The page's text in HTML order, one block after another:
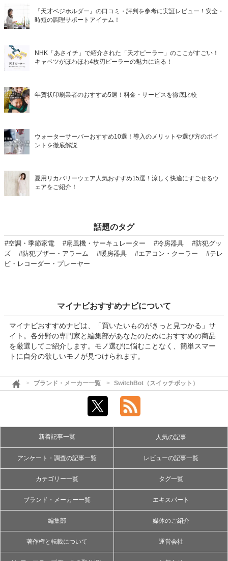
『天才ベジホルダー』の口コミ・評判を参考に実証レビュー！安全・
時短の調理サポートアイテム！
NHK「あさイチ」で紹介された「天才ピーラー」のここがすごい！
キャベツがほわほわ4枚刃ピーラーの魅力に迫る！
年賀状印刷業者のおすすめ5選！料金・サービスを徹底比較
ウォーターサーバーおすすめ10選！導入のメリットや選び方のポイ
ントを徹底解説
夏用リカバリーウェア人気おすすめ15選！涼しく快適にすごせるウ
ェアをご紹介！
話題のタグ
#空調・季節家電 #扇風機・サーキュレーター #冷房器具
#防犯グッ
ズ
#防犯ブザー・アラーム #暖房器具 #エアコン・クーラー
#テレ
ビ・レコーダー・プレーヤー
マイナビおすすめナビについて
マイナビおすすめナビは、「買いたいものがきっと見つかる」サ
イト。各分野の専門家と編集部があなたのためにおすすめの商品
を厳選してご紹介します。モノ選びに悩むことなく、簡単スマー
トに自分の欲しいモノが見つけられます。
ブランド・メーカー一覧 SwitchBot（スイッチボット）
新着記事一覧 人気の記事
アンケート・調査の記事一覧 レビューの記事一覧
カテゴリー一覧 タグ一覧
ブランド・メーカー一覧 エキスパート
編集部 媒体のご紹介
著作権と転載について 運営会社